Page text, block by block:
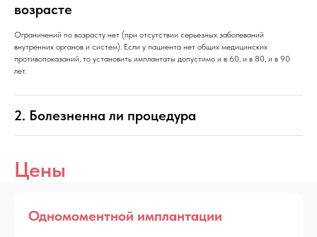
возрасте
Ограничений по возрасту нет (при отсутствии серьезных заболеваний
внутренних органов и систем). Если у пациента нет общих медицинских
противопоказаний, то установить имплантаты допустимо и в 60, и в 80, и в 90
лет.
2. Болезненна ли процедура
Цены
Одномоментной имплантации